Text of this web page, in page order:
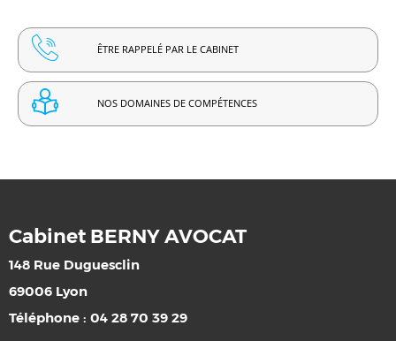
ÊTRE RAPPELÉ PAR LE CABINET
NOS DOMAINES DE COMPÉTENCES
Cabinet BERNY AVOCAT
148 Rue Duguesclin
69006 Lyon
Téléphone : 04 28 70 39 29